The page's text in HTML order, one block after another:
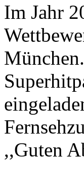
Im Jahr
,,Guten